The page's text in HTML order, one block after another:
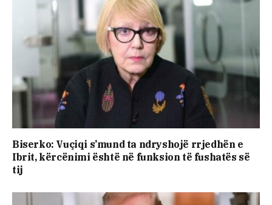
Biserko: Vuçiqi s’mund ta ndryshojë rrjedhën e
Ibrit, kërcënimi është në funksion të fushatës së
tij